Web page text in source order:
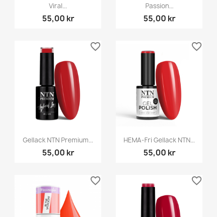
Viral...
55,00 kr
Passion...
55,00 kr
Gellack NTN Premium...
55,00 kr
favorite_border
HEMA-Fri Gellack NTN...
55,00 kr
favorite_border
favorite_border favorite_border